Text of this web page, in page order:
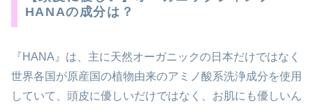
HANAの成分は？
『HANA』は、主に天然オーガニックの日本だけではなく
世界各国が原産国の植物由来のアミノ酸系洗浄成分を使用
していて、頭皮に優しいだけではなく、お肌にも優しいん